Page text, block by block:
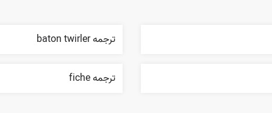
ترجمه baton twirler
ترجمه fiche